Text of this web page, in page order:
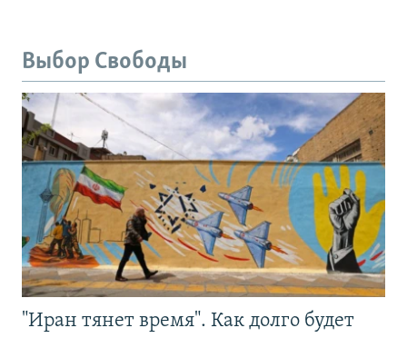
Выбор Свободы
"Иран тянет время". Как долго будет